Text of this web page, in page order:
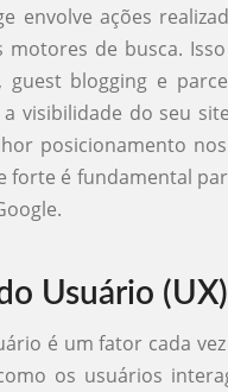
envolve ações
motores de busca.
guest blogging e
visibilidade do seu
posicionamento
forte é fundamental
Usuário (UX)
é um fator cada
os usuários